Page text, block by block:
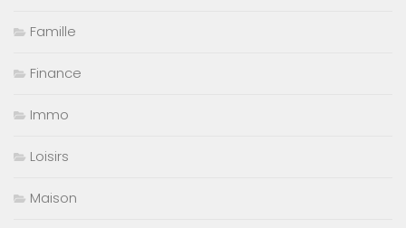
Famille
Finance
Immo
Loisirs
Maison